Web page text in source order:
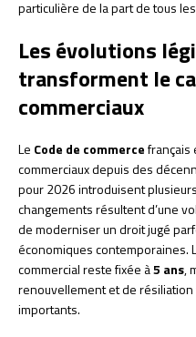
particulière de la part de tous
Les évolutions
transforment le
commerciaux
Le Code de commercefrançais
commerciaux depuis des
pour 2026 introduisent
changements résultent d’une
de moderniser un droit jugé
économiques contemporaines.
commercial reste fixée à5 ans,
renouvellement et de résiliation
importants.